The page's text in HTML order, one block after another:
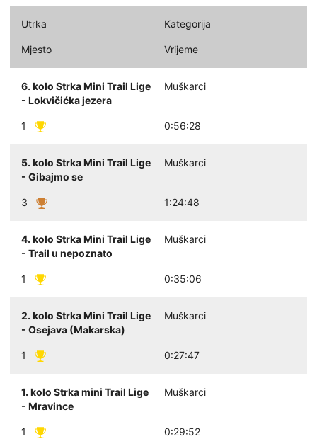
Utrka Kategorija
Mjesto Vrijeme
6. kolo Strka Mini Trail Lige
- Lokvičićka jezera
Muškarci
1 0:56:28
5. kolo Strka Mini Trail Lige
- Gibajmo se
Muškarci
3 1:24:48
4. kolo Strka Mini Trail Lige
- Trail u nepoznato
Muškarci
1 0:35:06
2. kolo Strka Mini Trail Lige
- Osejava (Makarska)
Muškarci
1 0:27:47
1. kolo Strka mini Trail Lige
- Mravince
Muškarci
1 0:29:52